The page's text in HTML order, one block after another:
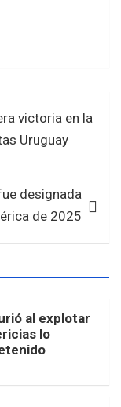
victoria en la
Uruguay
designada
de 2025
al explotar
lo